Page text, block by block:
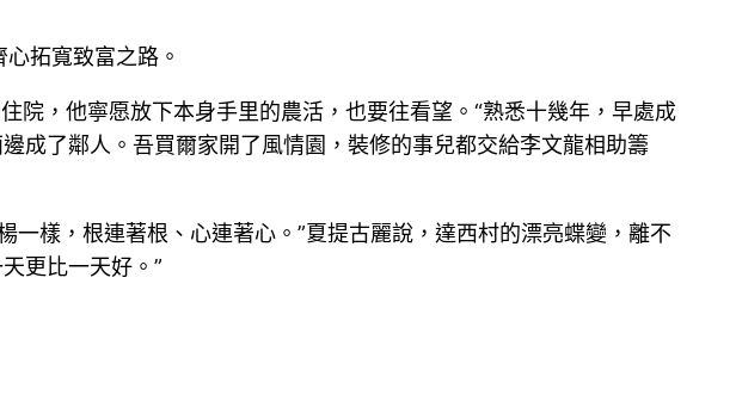
拓寬致富之路。
院，他寧愿放下本身手里的農活，也要往看望。“熟悉十幾年，早處成
成了鄰人。吾買爾家開了風情園，裝修的事兒都交給李文龍相助籌
樣，根連著根、心連著心。”夏提古麗說，達西村的漂亮蝶變，離不
更比一天好。”